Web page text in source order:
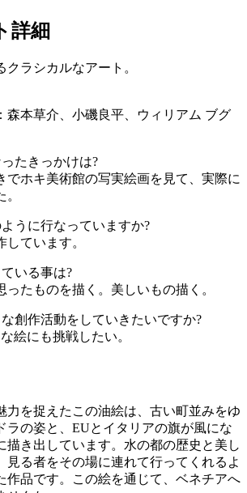
詳細
ラシカルなアート。
森本草介、小磯良平、ウィリアム ブグ
たきっかけは?
でホキ美術館の写実絵画を見て、実際に
うに行なっていますか?
しています。
いる事は?
ったものを描く。美しいもの描く。
創作活動をしていきたいですか?
絵にも挑戦したい。
力を捉えたこの油絵は、古い町並みをゆ
ラの姿と、EUとイタリアの旗が風にな
描き出しています。水の都の歴史と美し
見る者をその場に連れて行ってくれるよ
作品です。この絵を通じて、ベネチアへ